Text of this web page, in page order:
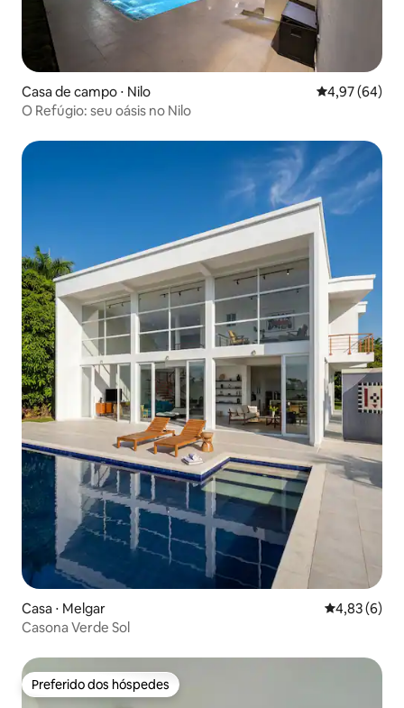
Casa de campo ⋅ Nilo 4,97 de uma
4,97 (64)
O Refúgio: seu oásis no Nilo
Casa ⋅ Melgar 4,83 de uma
4,83 (6)
Casona Verde Sol
Preferido dos hóspedes
Preferido dos hóspedes